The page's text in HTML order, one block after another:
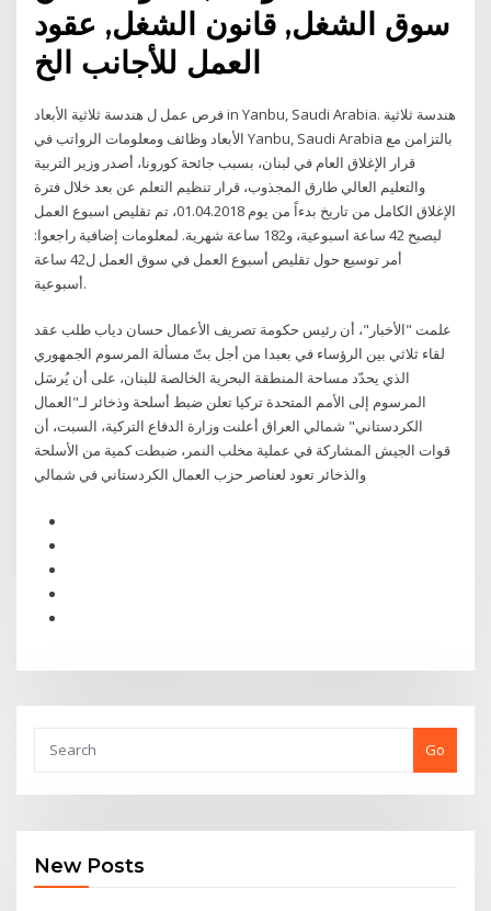
سوق الشغل, قانون الشغل, عقود
العمل للأجانب الخ
فرص عمل ل هندسة ثلاثية الأبعاد in Yanbu, Saudi Arabia. هندسة ثلاثية
الأبعاد وظائف ومعلومات الرواتب في Yanbu, Saudi Arabia بالتزامن مع
قرار الإغلاق العام في لبنان، بسبب جائحة كورونا، أصدر وزير التربية
والتعليم العالي طارق المجذوب، قرار تنظيم التعلم عن بعد خلال فترة
الإغلاق الكامل من تاريخ بدءاً من يوم 01.04.2018، تم تقليص اسبوع العمل
ليصبح 42 ساعة اسبوعية، و182 ساعة شهرية. لمعلومات إضافية راجعوا:
أمر توسيع حول تقليص أسبوع العمل في سوق العمل ل42 ساعة
أسبوعية.
علمت "الأخبار"، أن رئيس حكومة تصريف الأعمال حسان دياب طلب عقد
لقاء ثلاثي بين الرؤساء في بعبدا من أجل بتّ مسألة المرسوم الجمهوري
الذي يحدّد مساحة المنطقة البحرية الخالصة للبنان، على أن يُرسَل
المرسوم إلى الأمم المتحدة تركيا تعلن ضبط أسلحة وذخائر لـ"العمال
الكردستاني" شمالي العراق أعلنت وزارة الدفاع التركية، السبت، أن
قوات الجيش المشاركة في عملية مخلب النمر، ضبطت كمية من الأسلحة
والذخائر تعود لعناصر حزب العمال الكردستاني في شمالي
Go
New Posts